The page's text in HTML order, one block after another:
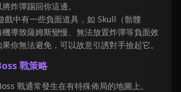
炸彈踢回你這邊。
戲中有一些負面道具，如 Skull（骷髏
導致薩姆斯變慢、無法放置炸彈等負面效
你無法避免，可以故意引誘對手撿起它。
戰策略
戰通常發生在有特殊佈局的地圖上。